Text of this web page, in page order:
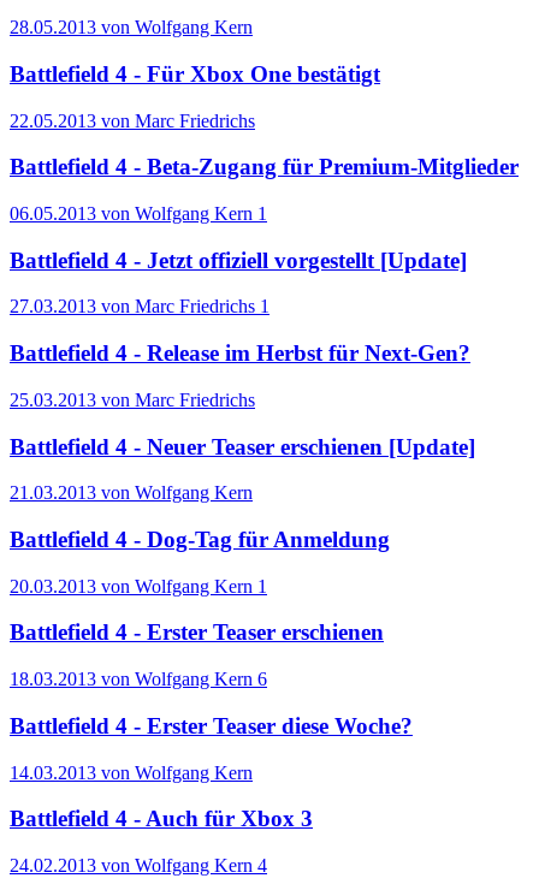
28.05.2013 von Wolfgang Kern
Battlefield 4 - Für Xbox One bestätigt
22.05.2013 von Marc Friedrichs
Battlefield 4 - Beta-Zugang für Premium-Mitglieder
06.05.2013 von Wolfgang Kern 1
Battlefield 4 - Jetzt offiziell vorgestellt [Update]
27.03.2013 von Marc Friedrichs 1
Battlefield 4 - Release im Herbst für Next-Gen?
25.03.2013 von Marc Friedrichs
Battlefield 4 - Neuer Teaser erschienen [Update]
21.03.2013 von Wolfgang Kern
Battlefield 4 - Dog-Tag für Anmeldung
20.03.2013 von Wolfgang Kern 1
Battlefield 4 - Erster Teaser erschienen
18.03.2013 von Wolfgang Kern 6
Battlefield 4 - Erster Teaser diese Woche?
14.03.2013 von Wolfgang Kern
Battlefield 4 - Auch für Xbox 3
24.02.2013 von Wolfgang Kern 4